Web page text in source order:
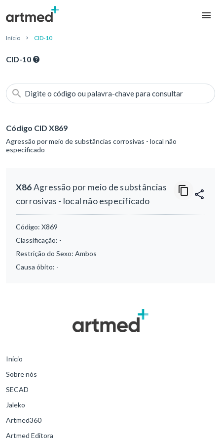
Início CID-10
CID-10
Digite o código ou palavra-chave para consultar
Código CID X869
Agressão por meio de substâncias corrosivas - local não
especificado
X86Agressão por meio de substâncias
corrosivas - local não especificado
Código: X869
Classificação: -
Restrição do Sexo: Ambos
Causa óbito: -
Início
Sobre nós
SECAD
Jaleko
Artmed360
Artmed Editora